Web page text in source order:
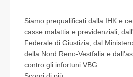
Siamo prequalificati dalla IHK e
casse malattia e previdenziali,
Federale di Giustizia, dal
della Nord Reno-Vestfalia e
contro gli infortuni VBG.